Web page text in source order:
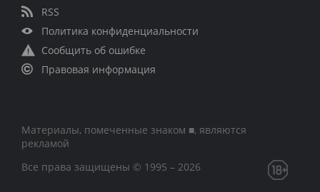
RSS
Политика конфиденциальности
Сообщить об ошибке
Правовая информация
Материалы, помеченные знаком ■, являются
рекламой
Все права защищены © 1995 – 2026